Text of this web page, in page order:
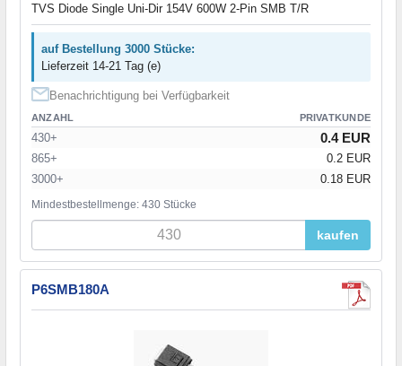
TVS Diode Single Uni-Dir 154V 600W 2-Pin SMB T/R
auf Bestellung 3000 Stücke:
Lieferzeit 14-21 Tag (e)
Benachrichtigung bei Verfügbarkeit
ANZAHL PRIVATKUNDE
430+ 0.4 EUR
865+
0.2 EUR
3000+
0.18 EUR
Mindestbestellmenge: 430 Stücke
kaufen
P6SMB180A